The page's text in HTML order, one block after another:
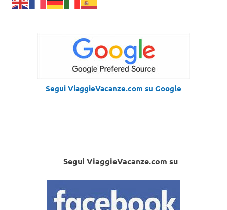
Segui ViaggieVacanze.com su Google
Segui ViaggieVacanze.com su